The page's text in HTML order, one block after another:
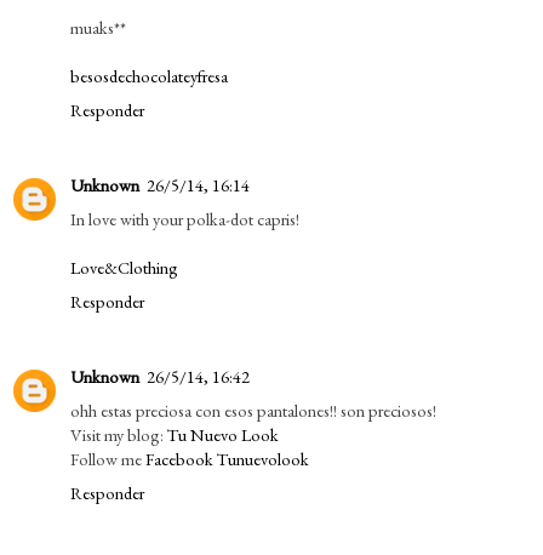
muaks**
besosdechocolateyfresa
Responder
Unknown 26/5/14, 16:14
In love with your polka-dot capris!
Love&Clothing
Responder
Unknown 26/5/14, 16:42
ohh estas preciosa con esos pantalones!! son preciosos!
Visit my blog: Tu Nuevo Look
Follow meFacebook Tunuevolook
Responder